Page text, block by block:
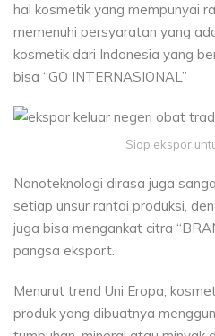
hal kosmetik yang mempunyai
memenuhi persyaratan yang
kosmetik dari Indonesia yang
bisa “GO INTERNASIONAL”
Siap ekspor
Nanoteknologi dirasa juga
setiap unsur rantai produksi,
juga bisa mengankat citra
pangsa eksport.
Menurut trend Uni Eropa,
produk yang dibuatnya